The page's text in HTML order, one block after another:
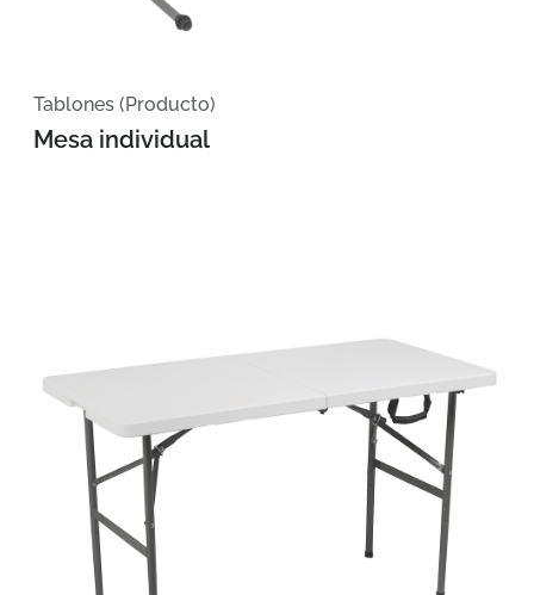
Tablones (Producto)
Mesa individual